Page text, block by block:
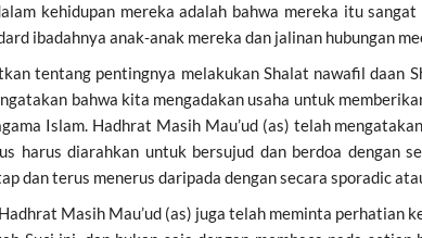
kehidupan mereka adalah bahwa mereka itu
ibadahnya anak-anak mereka dan jalinan hubungan
tentang pentingnya melakukan Shalat nawafil daan
bahwa kita mengadakan usaha untuk
Islam. Hadhrat Masih Mau’ud (as) telah
harus diarahkan untuk bersujud dan berdoa dengan
dan terus menerus daripada dengan secara sporadic
Masih Mau’ud (as) juga telah meminta